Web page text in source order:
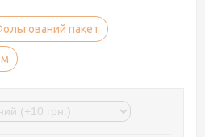
пакет